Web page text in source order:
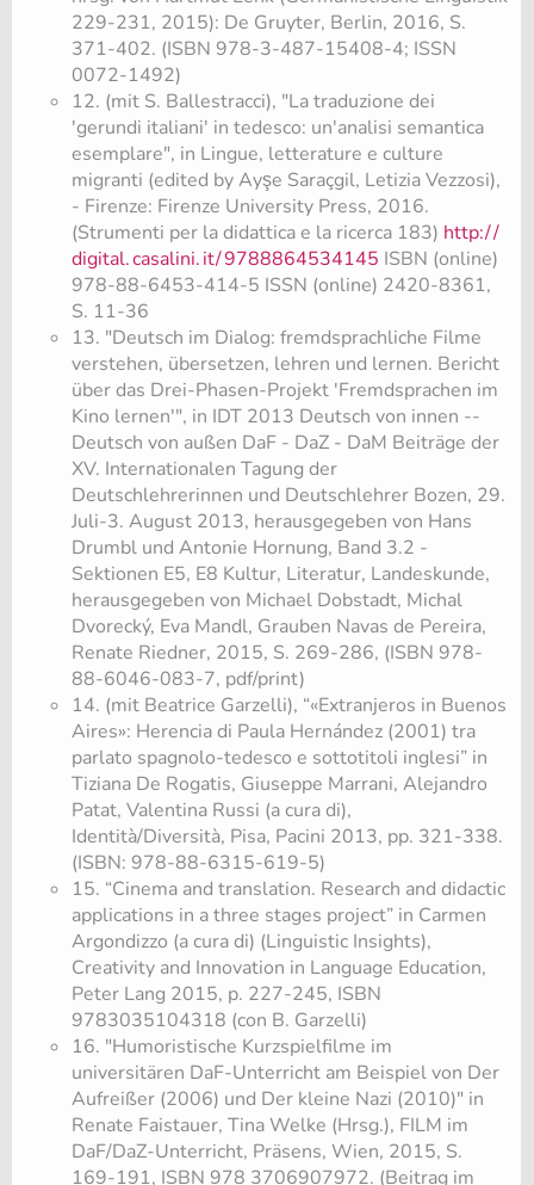
229-231, 2015): De Gruyter, Berlin, 2016, S.
371-402. (ISBN 978-3-487-15408-4; ISSN
0072-1492)
12. (mit S. Ballestracci), "La traduzione dei
'gerundi italiani' in tedesco: un'analisi semantica
esemplare", in Lingue, letterature e culture
migranti (edited by Ayşe Saraçgil, Letizia Vezzosi),
- Firenze: Firenze University Press, 2016.
(Strumenti per la didattica e la ricerca 183) http://
digital.casalini.it/9788864534145 ISBN (online)
978-88-6453-414-5 ISSN (online) 2420-8361,
S. 11-36
13. "Deutsch im Dialog: fremdsprachliche Filme
verstehen, übersetzen, lehren und lernen. Bericht
über das Drei-Phasen-Projekt 'Fremdsprachen im
Kino lernen'", in IDT 2013 Deutsch von innen --
Deutsch von außen DaF - DaZ - DaM Beiträge der
XV. Internationalen Tagung der
Deutschlehrerinnen und Deutschlehrer Bozen, 29.
Juli-3. August 2013, herausgegeben von Hans
Drumbl und Antonie Hornung, Band 3.2 -
Sektionen E5, E8 Kultur, Literatur, Landeskunde,
herausgegeben von Michael Dobstadt, Michal
Dvorecký, Eva Mandl, Grauben Navas de Pereira,
Renate Riedner, 2015, S. 269-286, (ISBN 978-
88-6046-083-7, pdf/print)
14. (mit Beatrice Garzelli), “«Extranjeros in Buenos
Aires»: Herencia di Paula Hernández (2001) tra
parlato spagnolo-tedesco e sottotitoli inglesi” in
Tiziana De Rogatis, Giuseppe Marrani, Alejandro
Patat, Valentina Russi (a cura di),
Identità/Diversità, Pisa, Pacini 2013, pp. 321-338.
(ISBN: 978-88-6315-619-5)
15. “Cinema and translation. Research and didactic
applications in a three stages project” in Carmen
Argondizzo (a cura di) (Linguistic Insights),
Creativity and Innovation in Language Education,
Peter Lang 2015, p. 227-245, ISBN
9783035104318 (con B. Garzelli)
16. "Humoristische Kurzspielfilme im
universitären DaF-Unterricht am Beispiel von Der
Aufreißer (2006) und Der kleine Nazi (2010)" in
Renate Faistauer, Tina Welke (Hrsg.), FILM im
DaF/DaZ-Unterricht, Präsens, Wien, 2015, S.
169-191, ISBN 978 3706907972. (Beitrag im